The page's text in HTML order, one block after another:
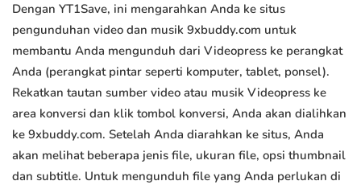
Dengan YT1Save, ini mengarahkan Anda ke situs
pengunduhan video dan musik 9xbuddy.com untuk
membantu Anda mengunduh dari Videopress ke perangkat
Anda (perangkat pintar seperti komputer, tablet, ponsel).
Rekatkan tautan sumber video atau musik Videopress ke
area konversi dan klik tombol konversi, Anda akan dialihkan
ke 9xbuddy.com. Setelah Anda diarahkan ke situs, Anda
akan melihat beberapa jenis file, ukuran file, opsi thumbnail
dan subtitle. Untuk mengunduh file yang Anda perlukan di